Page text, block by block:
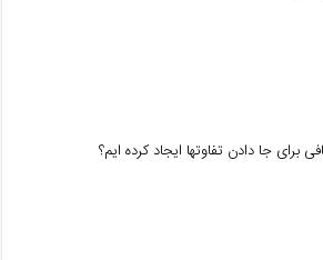
برای جا دادن تفاوتها ایجاد کرده ایم؟